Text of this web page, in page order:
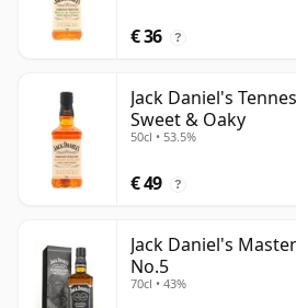
€ 36 ?
Jack Daniel's
Sweet & Oaky
50cl • 53.5%
€ 49 ?
Jack Daniel's
No.5
70cl • 43%